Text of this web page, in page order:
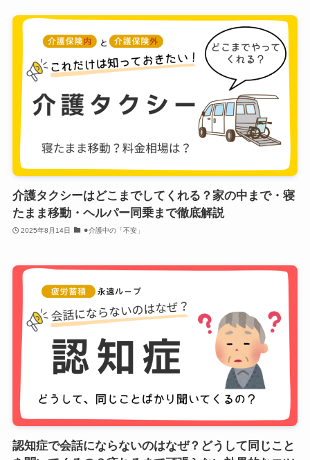
介護タクシーはどこまでしてくれる？家の中まで・寝
たまま移動・ヘルパー同乗まで徹底解説
2025年8月14日 ⚫︎介護中の「不安」
認知症で会話にならないのはなぜ？どうして同じこと